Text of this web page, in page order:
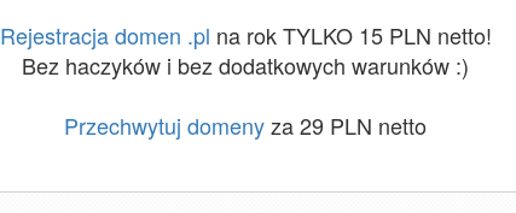
Rejestracja domen .pl na rok TYLKO 15 PLN netto!
Bez haczyków i bez dodatkowych warunków :)
Przechwytuj domenyza 29 PLN netto